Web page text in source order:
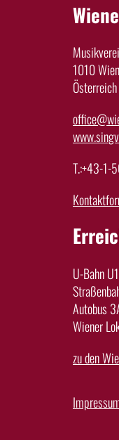
1010 Wien
Österreich
T.:+43-1-
U-Bahn
Autobus
Wiener
zu den